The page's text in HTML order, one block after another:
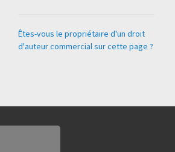
Êtes-vous le propriétaire d'un droit
d'auteur commercial sur cette page ?